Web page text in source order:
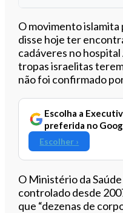
Ouvir
O movimento
disse hoje ter
cadáveres no hospital
tropas israelitas
não foi confirmado
Escolha a
preferida no
Escolher ›
O Ministério da
controlado desde
que “dezenas de